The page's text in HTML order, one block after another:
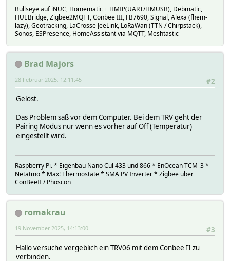
Bullseye auf iNUC, Homematic + HMIP(UART/HMUSB), Debmatic,
HUEBridge, Zigbee2MQTT, Conbee III, FB7690, Signal, Alexa (fhem-
lazy), Geotracking, LaCrosse JeeLink, LoRaWan (TTN / Chirpstack),
Sonos, ESPresence, HomeAssistant via MQTT, Meshtastic
Brad Majors
#2
28 Februar 2025, 12:11:45
Gelöst.
Das Problem saß vor dem Computer. Bei dem TRV geht der
Pairing Modus nur wenn es vorher auf Off (Temperatur)
eingestellt wird.
Raspberry Pi. * Eigenbau Nano Cul 433 und 866 * EnOcean TCM_3 *
Netatmo * Max! Thermostate * SMA PV Inverter * Zigbee über
ConBeeII / Phoscon
romakrau
#3
19 November 2025, 14:13:00
Hallo versuche vergeblich ein TRV06 mit dem Conbee II zu
verbinden.